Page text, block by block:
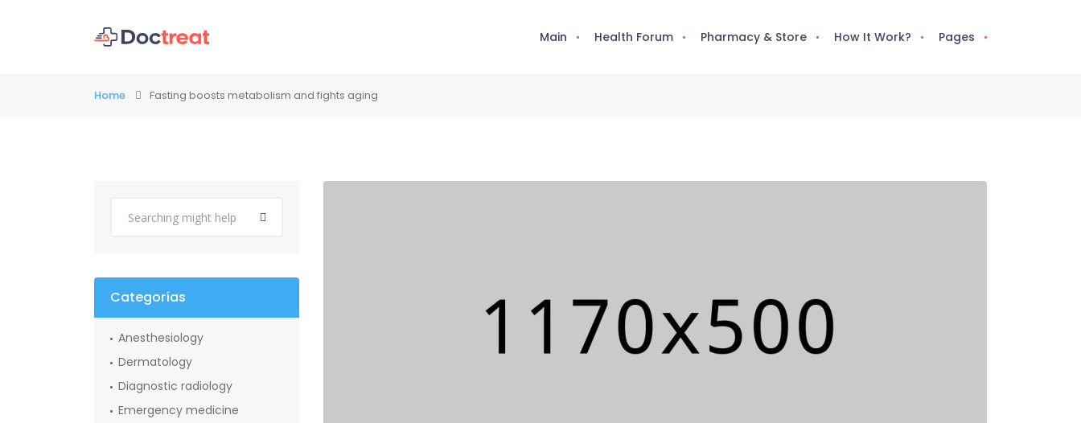
Main Health Forum Pharmacy & Store How It Work? Pages
Home Fasting boosts metabolism and fights aging
Categorías
Anesthesiology
Dermatology
Diagnostic radiology
Emergency medicine